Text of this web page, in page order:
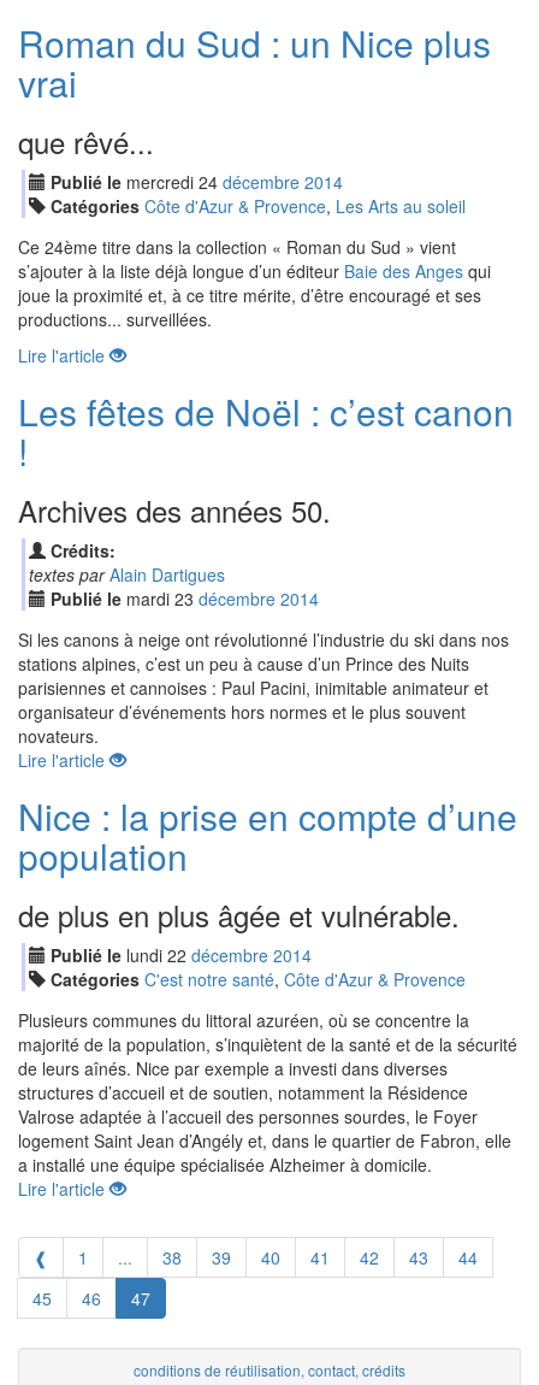
Roman du Sud : un Nice plus
vrai
que rêvé...
Publié le mercredi 24 décembre 2014
Catégories Côte d'Azur & Provence, Les Arts au soleil
Ce 24ème titre dans la collection « Roman du Sud » vient
s’ajouter à la liste déjà longue d’un éditeur Baie des Anges qui
joue la proximité et, à ce titre mérite, d’être encouragé et ses
productions... surveillées.
Lire l'article
Les fêtes de Noël : c’est canon
!
Archives des années 50.
Crédits:
textes par Alain Dartigues
Publié le mardi 23 décembre 2014
Si les canons à neige ont révolutionné l’industrie du ski dans nos
stations alpines, c’est un peu à cause d’un Prince des Nuits
parisiennes et cannoises : Paul Pacini, inimitable animateur et
organisateur d’événements hors normes et le plus souvent
novateurs.
Lire l'article
Nice : la prise en compte d’une
population
de plus en plus âgée et vulnérable.
Publié le lundi 22 décembre 2014
Catégories C'est notre santé, Côte d'Azur & Provence
Plusieurs communes du littoral azuréen, où se concentre la
majorité de la population, s’inquiètent de la santé et de la sécurité
de leurs aînés. Nice par exemple a investi dans diverses
structures d’accueil et de soutien, notamment la Résidence
Valrose adaptée à l’accueil des personnes sourdes, le Foyer
logement Saint Jean d’Angély et, dans le quartier de Fabron, elle
a installé une équipe spécialisée Alzheimer à domicile.
Lire l'article
❰ 1 ... 38 39 40 41 42 43
44
45
46 47
conditions de réutilisation, contact, crédits